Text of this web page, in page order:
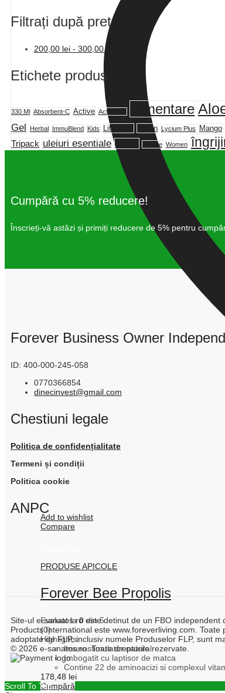
Add to wishlist
Compare
PRODUSE APICOLE
Forever Bee Propolis
Evaluat la0din 5
(0)
Highlights:
Imunostimulator natural
Imbogatit cu laptisor de matca
Contine 22 de aminoacizi si complexul
178,48 lei
Cumpără
Filtrați după preț
200,00 lei - 300,00
Etichete produs
330 Ml Absorbent-C Active Active HA alimentare
Gel Herbal ImmuBlend Kids Lite Ultra Lotion Lycium Plus Mango
Tripack uleiuri esentiale Vital5 Vitolize Women
Cumpără cu 5% reducere!
Înscrieți-vă astăzi și primiți reducere de 5% pentru
Forever Business Owner
ID: 400-000-245-058
0770366854
dinecinvest@gmail.com
Chestiuni legale
Politica de confidențialitate
Termeni și condiții
Politica cookie
ANPC
Site-ul e-sanatos.ro este detinut de un FBO
Products International este www.foreverliving.com.
adoptate de FLP, inclusiv numele Produselor FLP, sunt
© 2026 e-sanatos.ro. Toate drepturile rezervate.
Scroll To Top